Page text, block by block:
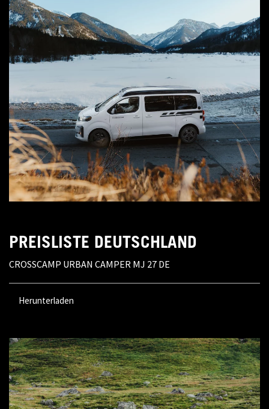
PREISLISTE DEUTSCHLAND
CROSSCAMP URBAN CAMPER MJ 27 DE
Herunterladen